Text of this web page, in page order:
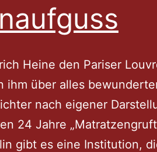
Heine den Pariser
ihm über alles
nach eigener
24 Jahre
gibt es eine Institution,